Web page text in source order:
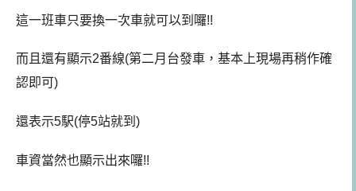
這一班車只要換一次車就可以到囉!!
而且還有顯示2番線(第二月台發車，基本上現場再稍作確
認即可)
還表示5駅(停5站就到)
車資當然也顯示出來囉!!